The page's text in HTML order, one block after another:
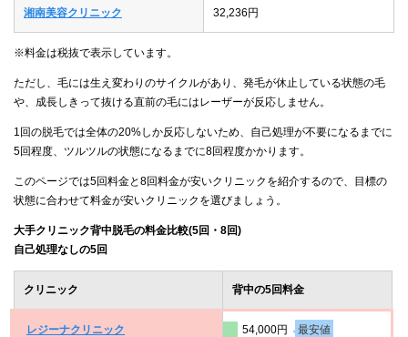
湘南美容クリニック 32,236円
※料金は税抜で表示しています。
ただし、毛には生え変わりのサイクルがあり、発毛が休止している状態の毛
や、成長しきって抜ける直前の毛にはレーザーが反応しません。
1回の脱毛では全体の20%しか反応しないため、自己処理が不要になるまでに
5回程度、ツルツルの状態になるまでに8回程度かかります。
このページでは5回料金と8回料金が安いクリニックを紹介するので、目標の
状態に合わせて料金が安いクリニックを選びましょう。
大手クリニック背中脱毛の料金比較(5回・8回)
自己処理なしの5回
クリニック 背中の5回料金
レジーナクリニック 54,000円 最安値